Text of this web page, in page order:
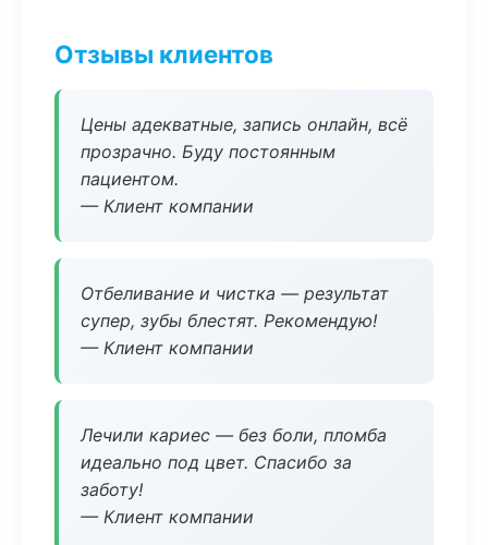
Отзывы клиентов
Цены адекватные, запись онлайн, всё
прозрачно. Буду постоянным
пациентом.
— Клиент компании
Отбеливание и чистка — результат
супер, зубы блестят. Рекомендую!
— Клиент компании
Лечили кариес — без боли, пломба
идеально под цвет. Спасибо за
заботу!
— Клиент компании